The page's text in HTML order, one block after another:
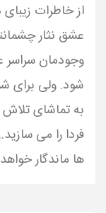
از خاطرات
عشق نثار
وجودمان
شود. ولی برای
به تماشای
فردا را می
ها ماندگار